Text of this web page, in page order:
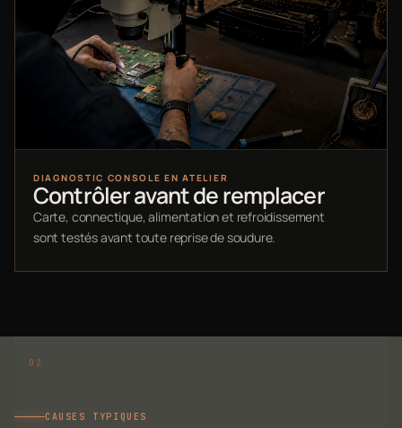
DIAGNOSTIC CONSOLE EN ATELIER
Contrôler avant de remplacer
Carte, connectique, alimentation et refroidissement
sont testés avant toute reprise de soudure.
CAUSES TYPIQUES